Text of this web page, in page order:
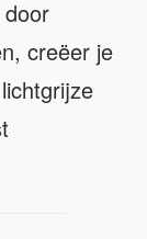
creëer je